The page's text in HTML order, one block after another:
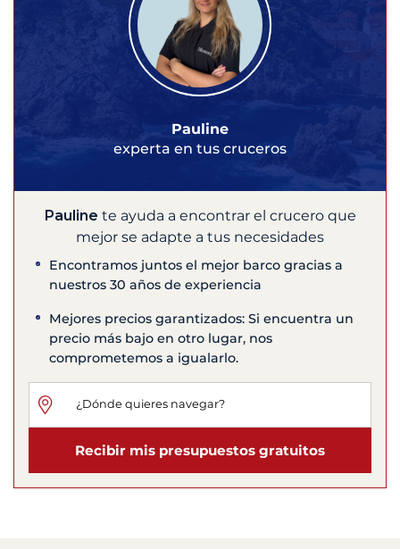
Pauline
experta en tus cruceros
Pauline te ayuda a encontrar el crucero que
mejor se adapte a tus necesidades
Encontramos juntos el mejor barco gracias a
nuestros 30 años de experiencia
Mejores precios garantizados: Si encuentra un
precio más bajo en otro lugar, nos
comprometemos a igualarlo.
Recibir mis presupuestos gratuitos